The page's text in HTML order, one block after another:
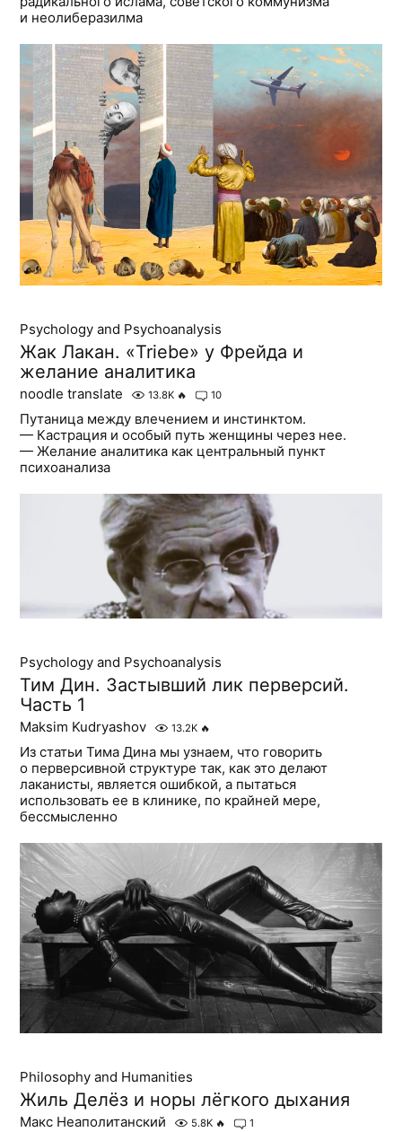
и неолиберазилма
Psychology and Psychoanalysis
Жак Лакан. «Triebe» у Фрейда и
желание аналитика
noodle translate 13.8K 🔥 10
Путаница между влечением и инстинктом.
— Кастрация и особый путь женщины через нее.
— Желание аналитика как центральный пункт
психоанализа
Psychology and Psychoanalysis
Тим Дин. Застывший лик перверсий.
Часть 1
Maksim Kudryashov 13.2K 🔥
Из статьи Тима Дина мы узнаем, что говорить
о перверсивной структуре так, как это делают
лаканисты, является ошибкой, а пытаться
использовать ее в клинике, по крайней мере,
бессмысленно
Philosophy and Humanities
Жиль Делёз и норы лёгкого дыхания
Макс Неаполитанский 5.8K 🔥 1